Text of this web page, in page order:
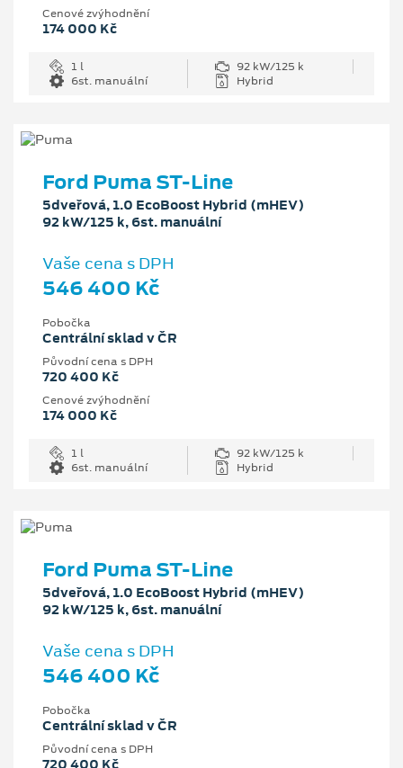
Cenové zvýhodnění
174 000 Kč
1 l
92 kW/125 k
6st. manuální
Hybrid
Ford Puma ST-Line
5dveřová, 1.0 EcoBoost Hybrid (mHEV)
92 kW/125 k, 6st. manuální
Vaše cena s DPH
546 400 Kč
Pobočka
Centrální sklad v ČR
Původní cena s DPH
720 400 Kč
Cenové zvýhodnění
174 000 Kč
1 l
92 kW/125 k
6st. manuální
Hybrid
Ford Puma ST-Line
5dveřová, 1.0 EcoBoost Hybrid (mHEV)
92 kW/125 k, 6st. manuální
Vaše cena s DPH
546 400 Kč
Pobočka
Centrální sklad v ČR
Původní cena s DPH